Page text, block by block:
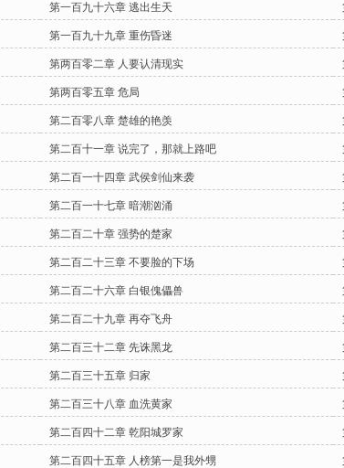
第一百九十六章 逃出生天
第一百九十九章 重伤昏迷
第两百零二章 人要认清现实
第两百零五章 危局
第二百零八章 楚雄的艳羡
第二百十一章 说完了，那就上路吧
第二百一十四章 武侯剑仙来袭
第二百一十七章 暗潮汹涌
第二百二十章 强势的楚家
第二百二十三章 不要脸的下场
第二百二十六章 白银傀儡兽
第二百二十九章 再夺飞舟
第二百三十二章 先诛黑龙
第二百三十五章 归家
第二百三十八章 血洗黄家
第二百四十二章 乾阳城罗家
第二百四十五章 人榜第一是我外甥